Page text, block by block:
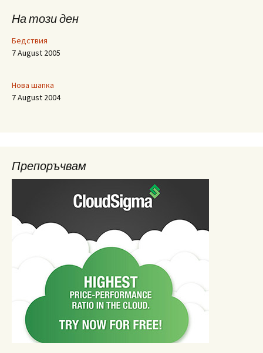
На този ден
Бедствия
7 August 2005
Нова шапка
7 August 2004
Препоръчвам